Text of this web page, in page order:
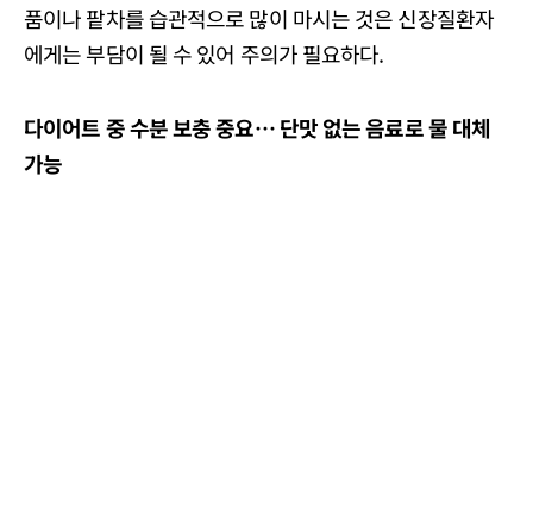
품이나 팥차를 습관적으로 많이 마시는 것은 신장질환자
에게는 부담이 될 수 있어 주의가 필요하다.
다이어트 중 수분 보충 중요… 단맛 없는 음료로 물 대체
가능